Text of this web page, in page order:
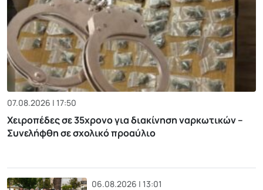
07.08.2026 | 17:50
Χειροπέδες σε 35χρονο για διακίνηση ναρκωτικών –
Συνελήφθη σε σχολικό προαύλιο
06.08.2026 | 13:01